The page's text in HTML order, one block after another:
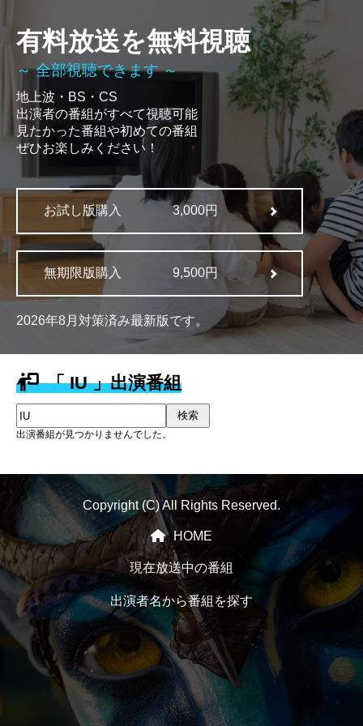
有料放送を無料視聴
～ 全部視聴できます ～
地上波・BS・CS
出演者の番組がすべて視聴可能
見たかった番組や初めての番組
ぜひお楽しみください！
お試し版購入 3,000円
無期限版購入 9,500円
2026年8月対策済み最新版です。
「 IU 」出演番組
検索
出演番組が見つかりませんでした。
Copyright (C) All Rights Reserved.
HOME
現在放送中の番組
出演者名から番組を探す